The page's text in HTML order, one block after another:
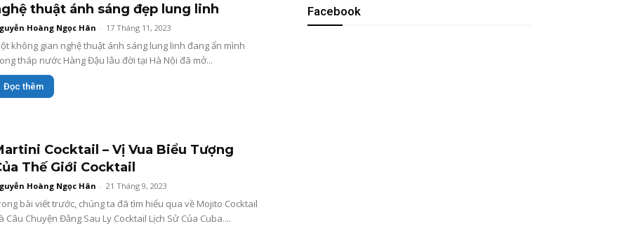
thuật ánh sáng đẹp lung linh
Hoàng Ngọc Hân - 17 Tháng 11, 2023
không gian nghệ thuật ánh sáng lung linh đang ẩn mình
tháp nước Hàng Đậu lâu đời tại Hà Nội đã mở...
Đọc thêm
Cocktail – Vị Vua Biểu Tượng
Thế Giới Cocktail
Hoàng Ngọc Hân - 21 Tháng 9, 2023
bài viết trước, chúng ta đã tìm hiểu qua về Mojito Cocktail
Câu Chuyện Đằng Sau Ly Cocktail Lịch Sử Của Cuba....
Facebook